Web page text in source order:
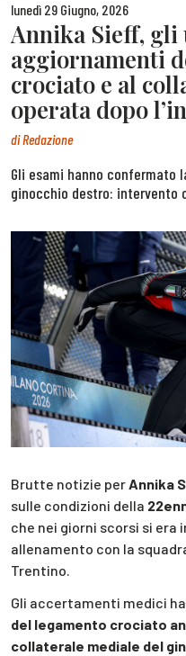
lunedì 29 Giugno, 2026
Annika Sieff,
aggiornamenti
crociato e al
operata dopo
diRedazione
Gli esami hanno
ginocchio destro: intervento
Brutte notizie per Annika
sulle condizioni della
che nei giorni scorsi si
allenamento con la
Trentino.
Gli accertamenti medici
del legamento crociato
collaterale mediale del